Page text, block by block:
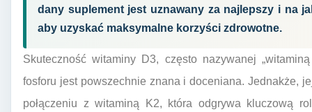
dany suplement jest uznawany za najlepszy i na
aby uzyskać maksymalne korzyści zdrowotne.
Skuteczność witaminy D3, często nazywanej
fosforu jest powszechnie znana i doceniana. Jednakże,
połączeniu z witaminą K2, która odgrywa kluczową